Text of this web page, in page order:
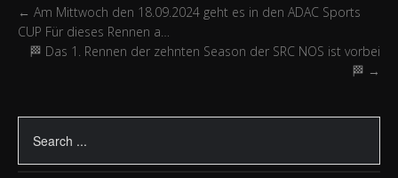
← Am Mittwoch den 18.09.2024 geht es in den ADAC Sports
CUP Für dieses Rennen a…
🏁 Das 1. Rennen der zehnten Season der SRC NOS ist vorbei
🏁 →